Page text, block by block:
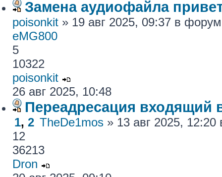
Замена аудиофайла
poisonkit » 19 авг 2025, 09:37 в
eMG800
5
10322
poisonkit
26 авг 2025, 10:48
Переадресация входящий
1, 2 TheDe1mos » 13 авг 2025,
12
36213
Dron